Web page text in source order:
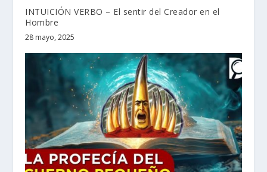
INTUICIÓN VERBO – El sentir del Creador en el
Hombre
28 mayo, 2025